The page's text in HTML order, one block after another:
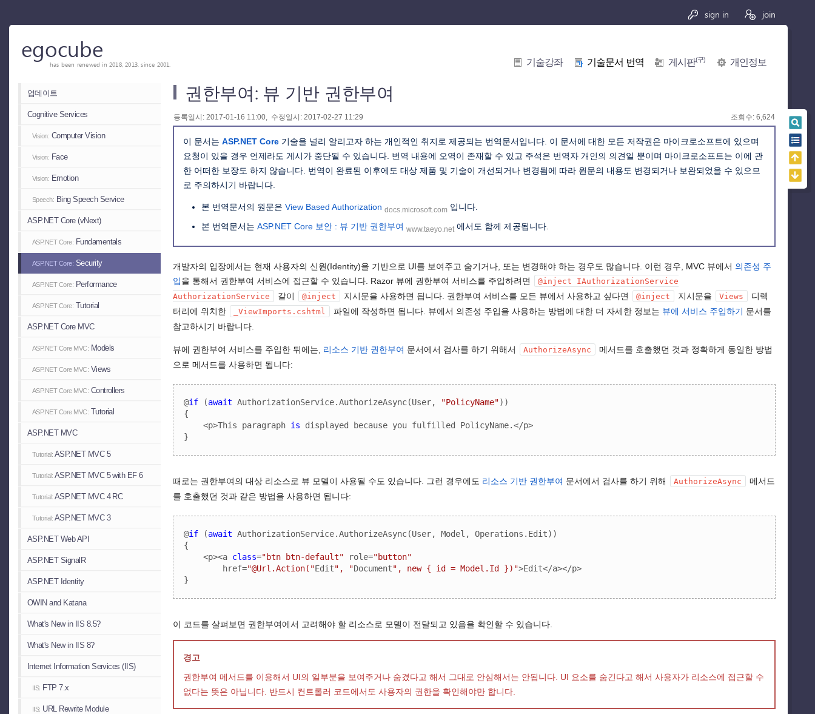
sign in join
egocube
has been renewed in 2018, 2013, since 2001. 기술강좌 기술문서 번역 게시판(구) 개인정보
업데이트
Cognitive Services
Vision: Computer Vision
Vision: Face
Vision: Emotion
Speech: Bing Speech Service
ASP.NET Core (vNext)
ASP.NET Core: Fundamentals
ASP.NET Core: Security
ASP.NET Core: Performance
ASP.NET Core: Tutorial
ASP.NET Core MVC
ASP.NET Core MVC: Models
ASP.NET Core MVC: Views
ASP.NET Core MVC: Controllers
ASP.NET Core MVC: Tutorial
ASP.NET MVC
Tutorial: ASP.NET MVC 5
Tutorial: ASP.NET MVC 5 with EF 6
Tutorial: ASP.NET MVC 4 RC
Tutorial: ASP.NET MVC 3
ASP.NET Web API
ASP.NET SignalR
ASP.NET Identity
OWIN and Katana
What's New in IIS 8.5?
What's New in IIS 8?
Internet Information Services (IIS)
IIS: FTP 7.x
IIS: URL Rewrite Module
권한부여: 뷰 기반 권한부여
등록일시: 2017-01-16 11:00, 수정일시: 2017-02-27 11:29 조회수: 6,624
이 문서는 ASP.NET Core 기술을 널리 알리고자 하는 개인적인 취지로 제공되는 번역문서입니다. 이 문서에 대한 모든 저작권은 마이크로소프트에 있으며
요청이 있을 경우 언제라도 게시가 중단될 수 있습니다. 번역 내용에 오역이 존재할 수 있고 주석은 번역자 개인의 의견일 뿐이며 마이크로소프트는 이에 관
한 어떠한 보장도 하지 않습니다. 번역이 완료된 이후에도 대상 제품 및 기술이 개선되거나 변경됨에 따라 원문의 내용도 변경되거나 보완되었을 수 있으므
로 주의하시기 바랍니다.
본 번역문서의 원문은 View Based Authorization docs.microsoft.com 입니다.
본 번역문서는 ASP.NET Core 보안 : 뷰 기반 권한부여 www.taeyo.net 에서도 함께 제공됩니다.
개발자의 입장에서는 현재 사용자의 신원(Identity)을 기반으로 UI를 보여주고 숨기거나, 또는 변경해야 하는 경우도 많습니다. 이런 경우, MVC 뷰에서 의존성 주
입을 통해서 권한부여 서비스에 접근할 수 있습니다. Razor 뷰에 권한부여 서비스를 주입하려면
@inject IAuthorizationService
AuthorizationService
같이 @inject 지시문을 사용하면 됩니다. 권한부여 서비스를 모든 뷰에서 사용하고 싶다면 @inject 지시문을 Views
디렉
터리에 위치한
_ViewImports.cshtml 파일에 작성하면 됩니다. 뷰에서 의존성 주입을 사용하는 방법에 대한 더 자세한 정보는 뷰에 서비스 주입하기 문서를
참고하시기 바랍니다.
뷰에 권한부여 서비스를 주입한 뒤에는, 리소스 기반 권한부여 문서에서 검사를 하기 위해서 AuthorizeAsync
메서드를 호출했던 것과 정확하게 동일한 방법
으로 메서드를 사용하면 됩니다:
@if (await AuthorizationService.AuthorizeAsync(User, "PolicyName"))
{
    <p>This paragraph
is displayed because you fulfilled PolicyName.</p>
}
때로는 권한부여의 대상 리소스로 뷰 모델이 사용될 수도 있습니다. 그런 경우에도 리소스 기반 권한부여 문서에서 검사를 하기 위해 AuthorizeAsync
메서드
를 호출했던 것과 같은 방법을 사용하면 됩니다:
@if (await AuthorizationService.AuthorizeAsync(User, Model, Operations.Edit))
{
    <p><a
class="btn btn-default" role="button"
        href=
"@Url.Action("Edit", "Document", new { id = Model.Id })">Edit</a></p>
}
이 코드를 살펴보면 권한부여에서 고려해야 할 리소스로 모델이 전달되고 있음을 확인할 수 있습니다.
경고
권한부여 메서드를 이용해서 UI의 일부분을 보여주거나 숨겼다고 해서 그대로 안심해서는 안됩니다. UI 요소를 숨긴다고 해서 사용자가 리소스에 접근할 수
없다는 뜻은 아닙니다. 반드시 컨트롤러 코드에서도 사용자의 권한을 확인해야만 합니다.